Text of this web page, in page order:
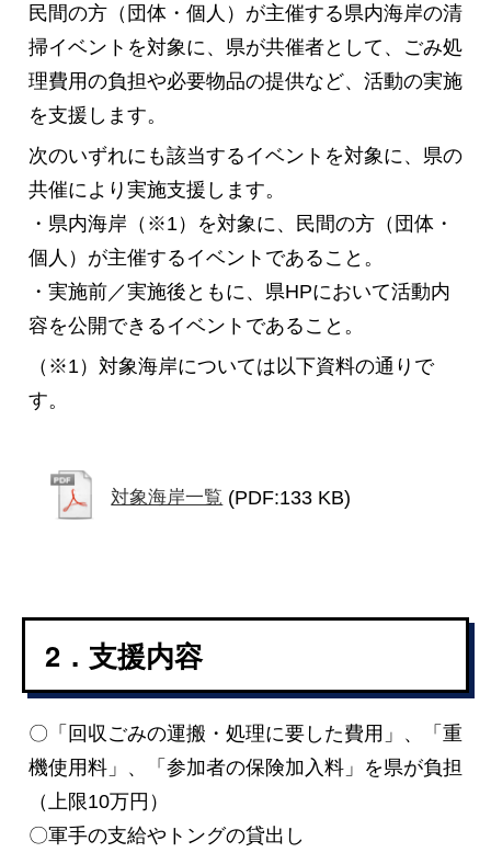
民間の方（団体・個人）が主催する県内海岸の清
掃イベントを対象に、県が共催者として、ごみ処
理費用の負担や必要物品の提供など、活動の実施
を支援します。
次のいずれにも該当するイベントを対象に、県の
共催により実施支援します。
・県内海岸（※1）を対象に、民間の方（団体・
個人）が主催するイベントであること。
・実施前／実施後ともに、県HPにおいて活動内
容を公開できるイベントであること。
（※1）対象海岸については以下資料の通りで
す。
対象海岸一覧 (PDF:133 KB)
2．支援内容
〇「回収ごみの運搬・処理に要した費用」、「重
機使用料」、「参加者の保険加入料」を県が負担
（上限10万円）
〇軍手の支給やトングの貸出し